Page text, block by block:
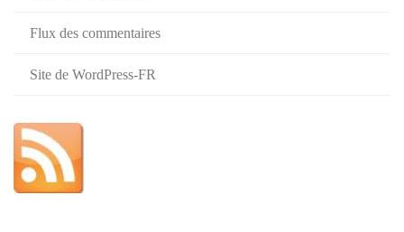
Flux des commentaires
Site de WordPress-FR